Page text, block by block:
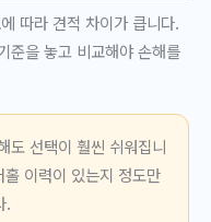
따라 견적 차이가 큽니다.
준을 놓고 비교해야 손해를
도 선택이 훨씬 쉬워집니
이력이 있는지 정도만
.